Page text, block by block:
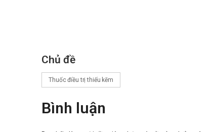
Chủ đề
Thuốc điều trị thiếu kẽm
Bình luận